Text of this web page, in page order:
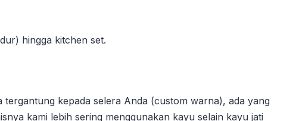
hingga kitchen set.
kepada selera Anda (custom warna), ada yang
kami lebih sering menggunakan kayu selain kayu jati